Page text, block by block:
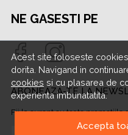
Acest site foloseste
dorita. Navigand in
cookies si cu plasarea de
experienta imbunatatita.
Accepta
NE GASESTI PE
ABONEAZA-TE LA
Fii la curent cu toate promotiile